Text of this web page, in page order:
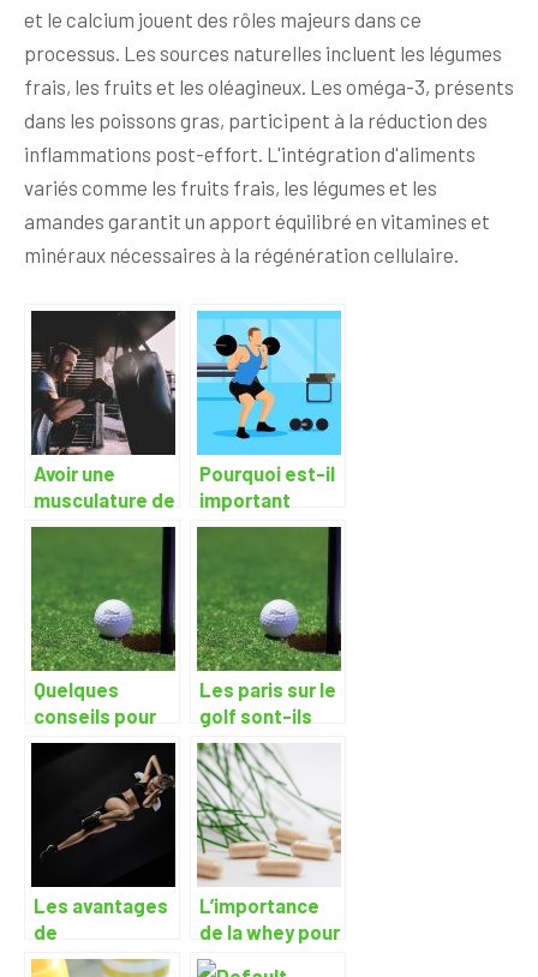
et le calcium jouent des rôles majeurs dans ce
processus. Les sources naturelles incluent les légumes
frais, les fruits et les oléagineux. Les oméga-3, présents
dans les poissons gras, participent à la réduction des
inflammations post-effort. L'intégration d'aliments
variés comme les fruits frais, les légumes et les
amandes garantit un apport équilibré en vitamines et
minéraux nécessaires à la régénération cellulaire.
Avoir une
musculature de
rêve, comment
Pourquoi est-il
important
d’utiliser une
Quelques
conseils pour
bien pratiquer
Les paris sur le
golf sont-ils
interessants ?
Les avantages
de
l’entrainement
L’importance
de la whey pour
une prise de